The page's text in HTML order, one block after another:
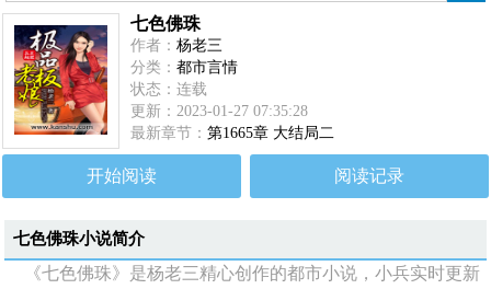
七色佛珠
作者：杨老三
分类：都市言情
状态：连载
更新：2023-01-27 07:35:28
最新章节：第1665章 大结局二
开始阅读 阅读记录
七色佛珠小说简介
《七色佛珠》是杨老三精心创作的都市小说，小兵实时更新